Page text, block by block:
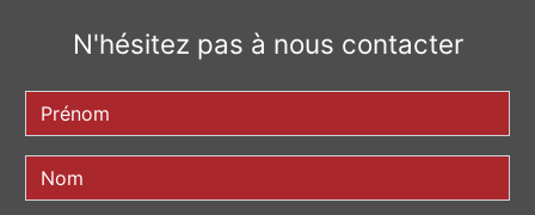
N'hésitez pas à nous contacter